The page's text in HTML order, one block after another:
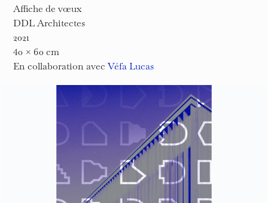
Affiche de vœux
DDL Architectes
2021
40 × 60 cm
En collaboration avecVéfa Lucas